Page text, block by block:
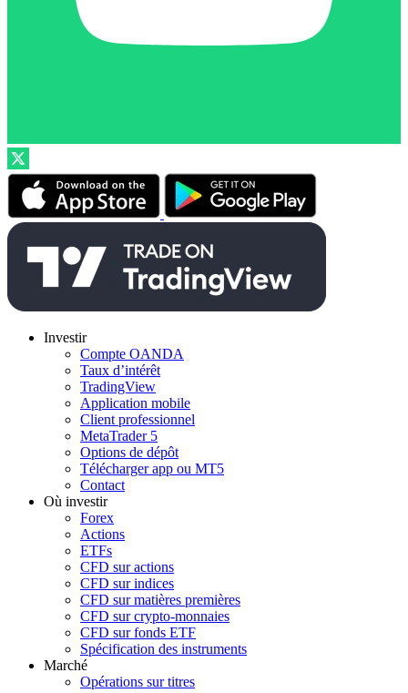
Investir
Compte OANDA
Taux d’intérêt
TradingView
Application mobile
Client professionnel
MetaTrader 5
Options de dépôt
Télécharger app ou MT5
Contact
Où investir
Forex
Actions
ETFs
CFD sur actions
CFD sur indices
CFD sur matières premières
CFD sur crypto-monnaies
CFD sur fonds ETF
Spécification des instruments
Marché
Opérations sur titres